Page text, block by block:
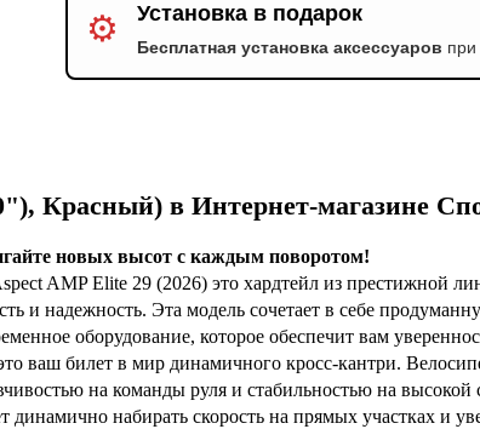
⚙️ Установка в подарок
Бесплатная установка аксессуаров
Красный) в Интернет-магазине
новых высот с каждым поворотом!
AMP Elite 29 (2026) это хардтейл из престижной
и надежность. Эта модель сочетает в себе
оборудование, которое обеспечит вам
ваш билет в мир динамичного кросс-кантри.
на команды руля и стабильностью на высокой
динамично набирать скорость на прямых участках и